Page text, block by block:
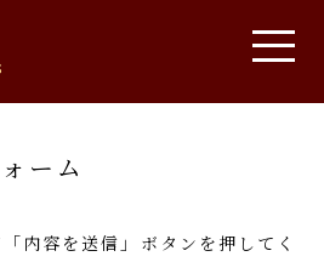
ーム
内容を送信」ボタンを押してく